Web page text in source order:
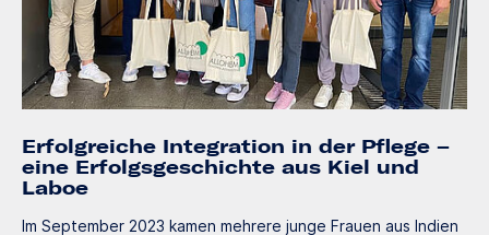
Erfolgreiche Integration in der Pflege –
eine Erfolgsgeschichte aus Kiel und
Laboe
Im September 2023 kamen mehrere junge Frauen aus Indien